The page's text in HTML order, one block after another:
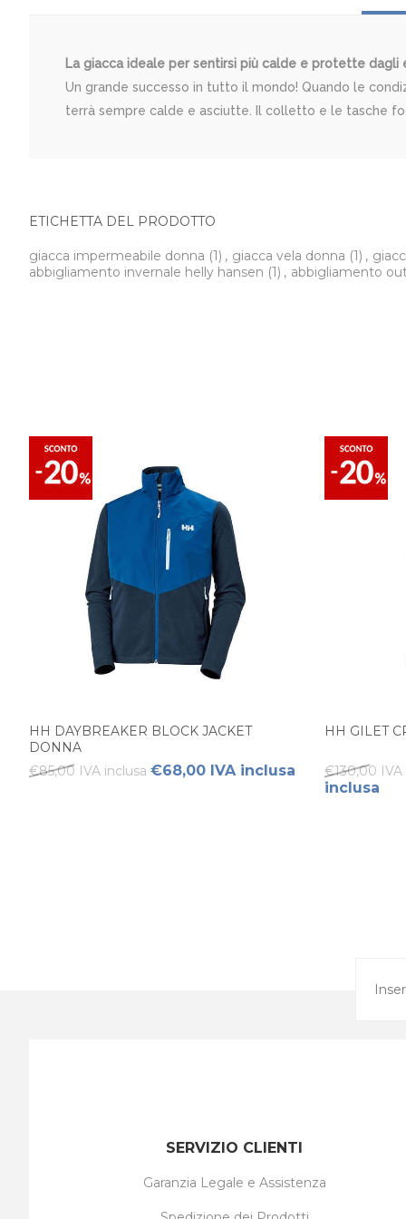
La giacca ideale per sentirsi più calde e protette dagli
Un grande successo in tutto il mondo! Quando le
terrà sempre calde e asciutte. Il colletto e le tasche
ETICHETTA DEL PRODOTTO
giacca impermeabile donna (1) , giacca vela donna (1) ,
abbigliamento invernale helly hansen (1) , abbigliamento
HH DAYBREAKER BLOCK JACKET
DONNA
€85,00 IVA inclusa €68,00 IVA inclusa
HH GILET
€130,00 IVA
inclusa
SERVIZIO CLIENTI
Garanzia Legale e Assistenza